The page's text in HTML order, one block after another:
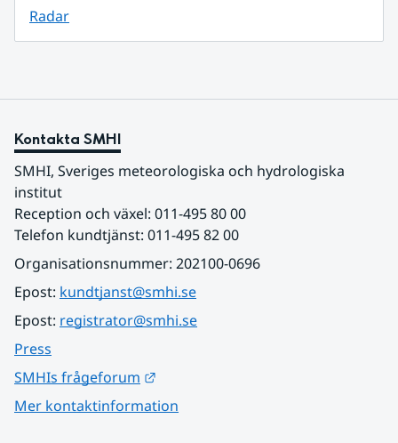
Radar
Kontakta SMHI
SMHI, Sveriges meteorologiska och hydrologiska
institut
Reception och växel: 011-495 80 00
Telefon kundtjänst: 011-495 82 00
Organisationsnummer: 202100-0696
Epost: kundtjanst@smhi.se
Epost: registrator@smhi.se
Press
SMHIs frågeforum
Mer kontaktinformation